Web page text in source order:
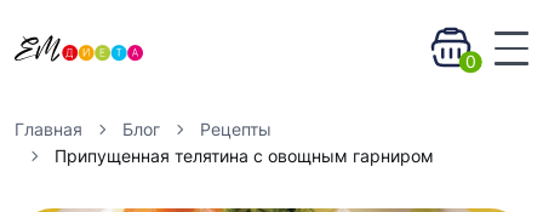
0
Главная Блог
Рецепты
Припущенная телятина с овощным гарниром